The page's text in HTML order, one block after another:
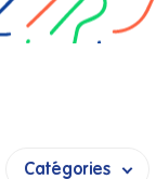
Catégories